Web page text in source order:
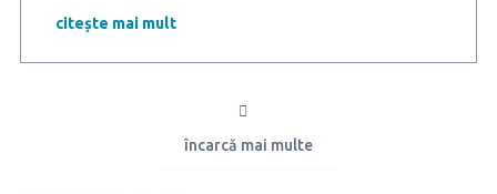
3
se
citește mai mult
încarcă mai multe